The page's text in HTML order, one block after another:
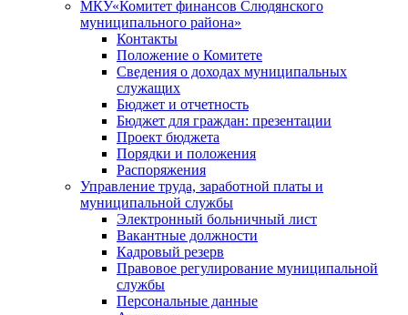
МКУ«Комитет финансов Слюдянского
муниципального района»
Контакты
Положение о Комитете
Сведения о доходах муниципальных
служащих
Бюджет и отчетность
Бюджет для граждан: презентации
Проект бюджета
Порядки и положения
Распоряжения
Управление труда, заработной платы и
муниципальной службы
Электронный больничный лист
Вакантные должности
Кадровый резерв
Правовое регулирование муниципальной
службы
Персональные данные